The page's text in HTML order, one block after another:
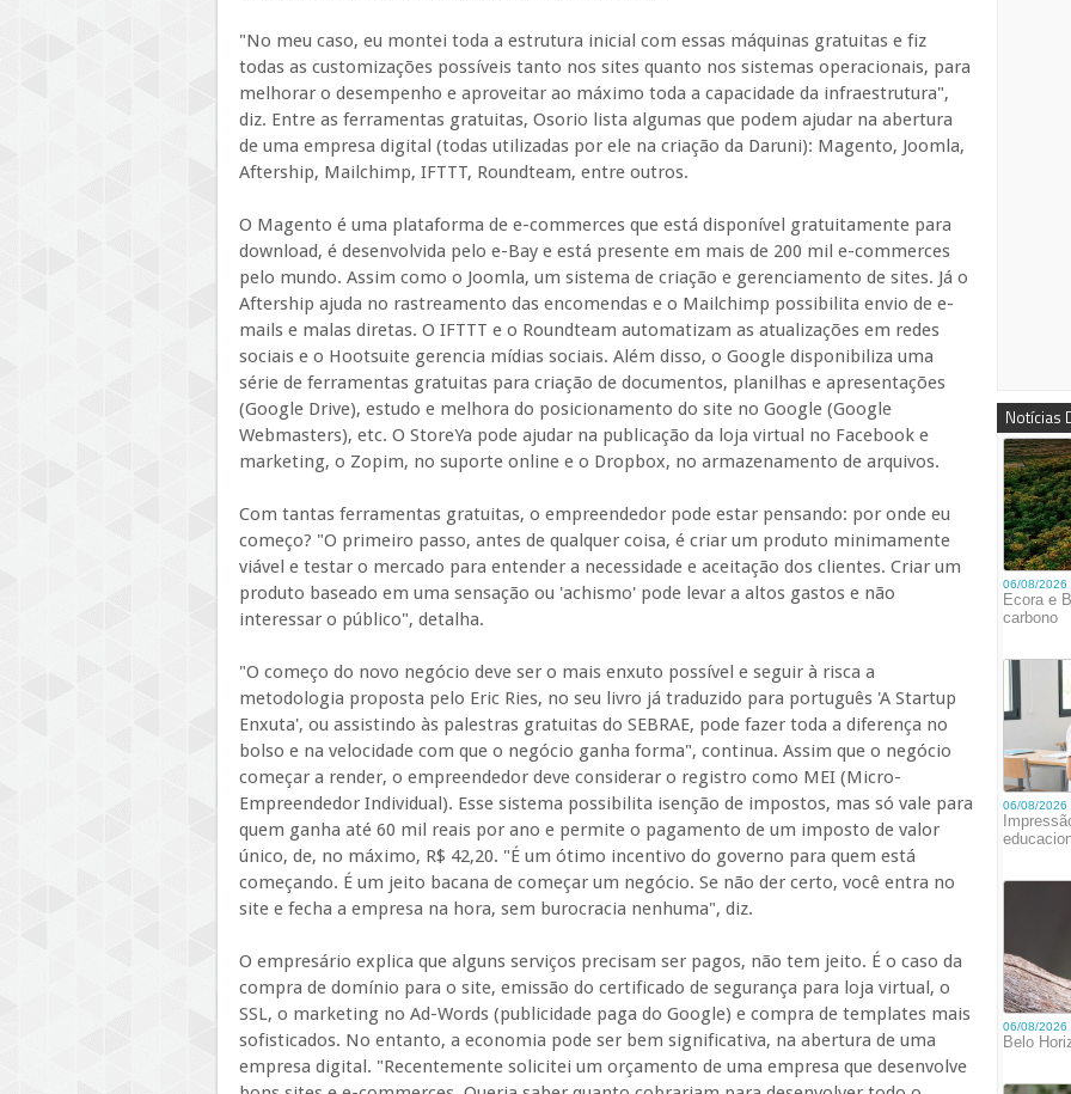
"No meu caso, eu montei toda a estrutura inicial com essas máquinas gratuitas e fiz
todas as customizações possíveis tanto nos sites quanto nos sistemas operacionais, para
melhorar o desempenho e aproveitar ao máximo toda a capacidade da infraestrutura",
diz. Entre as ferramentas gratuitas, Osorio lista algumas que podem ajudar na abertura
de uma empresa digital (todas utilizadas por ele na criação da Daruni): Magento, Joomla,
Aftership, Mailchimp, IFTTT, Roundteam, entre outros.
O Magento é uma plataforma de e-commerces que está disponível gratuitamente para
download, é desenvolvida pelo e-Bay e está presente em mais de 200 mil e-commerces
pelo mundo. Assim como o Joomla, um sistema de criação e gerenciamento de sites. Já o
Aftership ajuda no rastreamento das encomendas e o Mailchimp possibilita envio de e-
mails e malas diretas. O IFTTT e o Roundteam automatizam as atualizações em redes
sociais e o Hootsuite gerencia mídias sociais. Além disso, o Google disponibiliza uma
série de ferramentas gratuitas para criação de documentos, planilhas e apresentações
(Google Drive), estudo e melhora do posicionamento do site no Google (Google
Webmasters), etc. O StoreYa pode ajudar na publicação da loja virtual no Facebook e
marketing, o Zopim, no suporte online e o Dropbox, no armazenamento de arquivos.
Com tantas ferramentas gratuitas, o empreendedor pode estar pensando: por onde eu
começo? "O primeiro passo, antes de qualquer coisa, é criar um produto minimamente
viável e testar o mercado para entender a necessidade e aceitação dos clientes. Criar um
produto baseado em uma sensação ou 'achismo' pode levar a altos gastos e não
interessar o público", detalha.
"O começo do novo negócio deve ser o mais enxuto possível e seguir à risca a
metodologia proposta pelo Eric Ries, no seu livro já traduzido para português 'A Startup
Enxuta', ou assistindo às palestras gratuitas do SEBRAE, pode fazer toda a diferença no
bolso e na velocidade com que o negócio ganha forma", continua. Assim que o negócio
começar a render, o empreendedor deve considerar o registro como MEI (Micro-
Empreendedor Individual). Esse sistema possibilita isenção de impostos, mas só vale para
quem ganha até 60 mil reais por ano e permite o pagamento de um imposto de valor
único, de, no máximo, R$ 42,20. "É um ótimo incentivo do governo para quem está
começando. É um jeito bacana de começar um negócio. Se não der certo, você entra no
site e fecha a empresa na hora, sem burocracia nenhuma", diz.
O empresário explica que alguns serviços precisam ser pagos, não tem jeito. É o caso da
compra de domínio para o site, emissão do certificado de segurança para loja virtual, o
SSL, o marketing no Ad-Words (publicidade paga do Google) e compra de templates mais
sofisticados. No entanto, a economia pode ser bem significativa, na abertura de uma
empresa digital. "Recentemente solicitei um orçamento de uma empresa que desenvolve
Notícias